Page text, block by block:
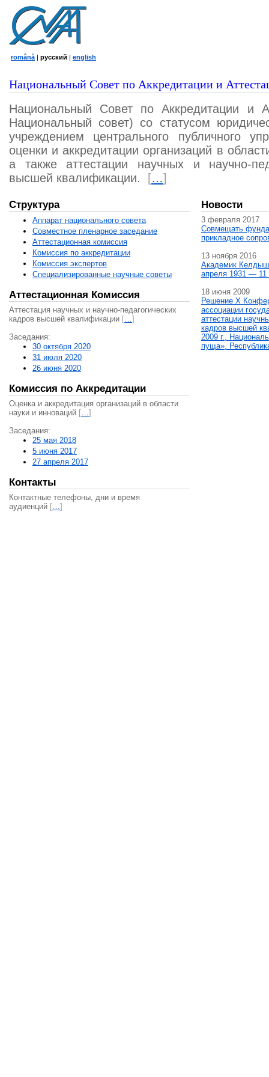
română | русский | english
Национальный Совет по Аккредитации и
Национальный Совет по Аккредитации и
Национальный совет) со статусом
учреждением центрального публичного
оценки и аккредитации организаций в
а также аттестации научных и научно-
высшей квалификации.
[…]
Структура
Аппарат национального совета
Совместное пленарное заседание
Аттестационная комисcия
Комиссия по аккредитации
Комиссия экспертов
Специализированные научные советы
Аттестационная Комиссия
Аттестация научных и научно-педагогических
кадров высшей квалификации […]
Заседания:
30 октября 2020
31 июля 2020
26 июня 2020
Комиссия по Аккредитации
Оценка и аккредитация организаций в области
науки и инноваций […]
Заседания:
25 мая 2018
5 июня 2017
27 апреля 2017
Контакты
Контактные телефоны, дни и время
аудиенций […]
Новости
3 февраля 2017
Совмещать
прикладное
13 ноября 2016
Академик
апреля 1931 — 11
18 июня 2009
Решение X
ассоциации
аттестации
кадров высшей
2009 г.,
пуща»,